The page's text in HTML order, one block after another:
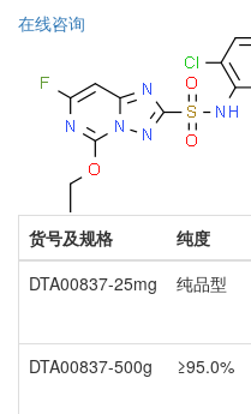
在线咨询
货号及规格 纯度
DTA00837-25mg
纯品型
DTA00837-500g ≥95.0%